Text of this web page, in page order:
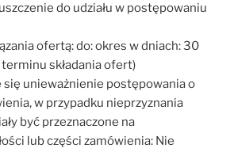
do udziału w postępowaniu
ofertą: do: okres w dniach: 30
składania ofert)
się unieważnienie postępowania o
w przypadku nieprzyznania
być przeznaczone na
lub części zamówienia: Nie